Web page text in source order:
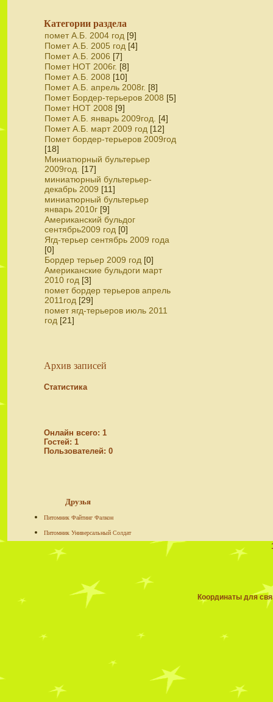
Категории раздела
помет А.Б. 2004 год [9]
Помет А.Б. 2005 год [4]
Помет А.Б. 2006 [7]
Помет НОТ 2006г. [8]
Помет А.Б. 2008 [10]
Помет А.Б. апрель 2008г. [8]
Помет Бордер-терьеров 2008 [5]
Помет НОТ 2008 [9]
Помет А.Б. январь 2009год.
[4]
Помет А.Б. март 2009 год [12]
Помет бордер-терьеров 2009год
[18]
Миниатюрный бультерьер
2009год.
[17]
миниатюрный бультерьер-
декабрь 2009 [11]
миниатюрный бультерьер
январь 2010г [9]
Американский бульдог
сентябрь2009 год [0]
Ягд-терьер сентябрь 2009 года
[0]
Бордер терьер 2009 год [0]
Американские бульдоги март
2010 год [3]
помет бордер терьеров апрель
2011год [29]
помет ягд-терьеров июль 2011
год [21]
Архив записей
Статистика
Онлайн всего: 1
Гостей: 1
Пользователей: 0
Друзья
Питомник Файтинг Фалкон
Питомник Универсальный Солдат
Координаты для